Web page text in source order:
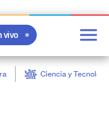
vivo
Ciencia y